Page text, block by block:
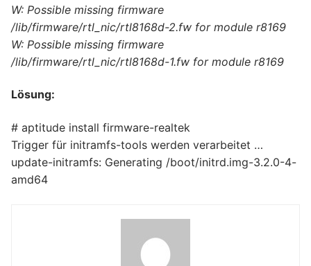
W: Possible missing firmware
/lib/firmware/rtl_nic/rtl8168d-2.fw for module r8169
W: Possible missing firmware
/lib/firmware/rtl_nic/rtl8168d-1.fw for module r8169
Lösung:
# aptitude install firmware-realtek
Trigger für initramfs-tools werden verarbeitet …
update-initramfs: Generating /boot/initrd.img-3.2.0-4-
amd64